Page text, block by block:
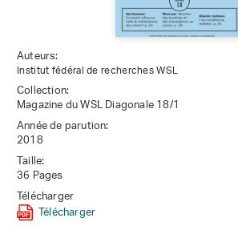
Auteurs:
Institut fédéral de recherches WSL
Collection:
Magazine du WSL Diagonale 18/1
Année de parution:
2018
Taille:
36 Pages
Télécharger
Télécharger